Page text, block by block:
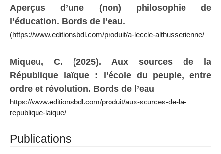
Aperçus d’une (non) philosophie de
l’éducation. Bords de l’eau.
(https://www.editionsbdl.com/produit/a-lecole-althusserienne/
Miqueu, C. (2025). Aux sources de la
République laïque : l’école du peuple, entre
ordre et révolution. Bords de l’eau
https://www.editionsbdl.com/produit/aux-sources-de-la-
republique-laique/
Publications